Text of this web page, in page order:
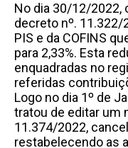
No dia 30/12/2022,
decreto nº.
PIS e da COFINS
para 2,33%. Esta
enquadradas no
referidas
Logo no dia 1º de
tratou de editar um
11.374/2022,
restabelecendo as